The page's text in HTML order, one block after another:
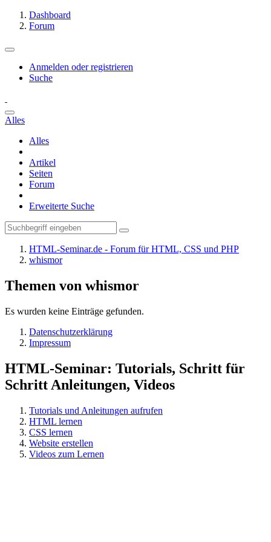
Dashboard
Forum
Anmelden oder registrieren
Suche
Alles
Alles
Artikel
Seiten
Forum
Erweiterte Suche
HTML-Seminar.de - Forum für HTML, CSS und PHP
whismor
Themen von whismor
Es wurden keine Einträge gefunden.
Datenschutzerklärung
Impressum
HTML-Seminar: Tutorials, Schritt für
Schritt Anleitungen, Videos
Tutorials und Anleitungen aufrufen
HTML lernen
CSS lernen
Website erstellen
Videos zum Lernen